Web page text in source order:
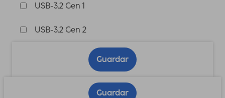
USB-3.2 Gen 1
USB-3.2 Gen 2
Guardar
Guardar